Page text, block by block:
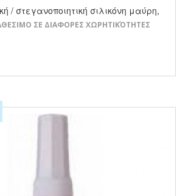
/ στεγανοποιητική σιλικόνη μαύρη,
ΣΕ ΔΙΑΦΟΡΕΣ ΧΩΡΗΤΙΚΌΤΗΤΕΣ